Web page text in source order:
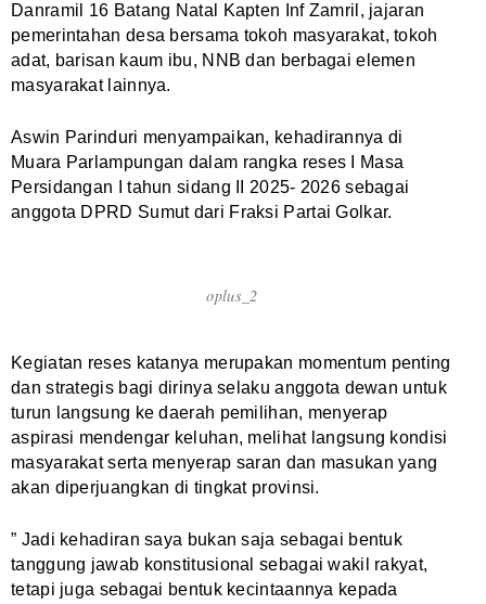
Danramil 16 Batang Natal Kapten Inf Zamril, jajaran
pemerintahan desa bersama tokoh masyarakat, tokoh
adat, barisan kaum ibu, NNB dan berbagai elemen
masyarakat lainnya.
Aswin Parinduri menyampaikan, kehadirannya di
Muara Parlampungan dalam rangka reses I Masa
Persidangan I tahun sidang II 2025- 2026 sebagai
anggota DPRD Sumut dari Fraksi Partai Golkar.
oplus_2
Kegiatan reses katanya merupakan momentum penting
dan strategis bagi dirinya selaku anggota dewan untuk
turun langsung ke daerah pemilihan, menyerap
aspirasi mendengar keluhan, melihat langsung kondisi
masyarakat serta menyerap saran dan masukan yang
akan diperjuangkan di tingkat provinsi.
” Jadi kehadiran saya bukan saja sebagai bentuk
tanggung jawab konstitusional sebagai wakil rakyat,
tetapi juga sebagai bentuk kecintaannya kepada